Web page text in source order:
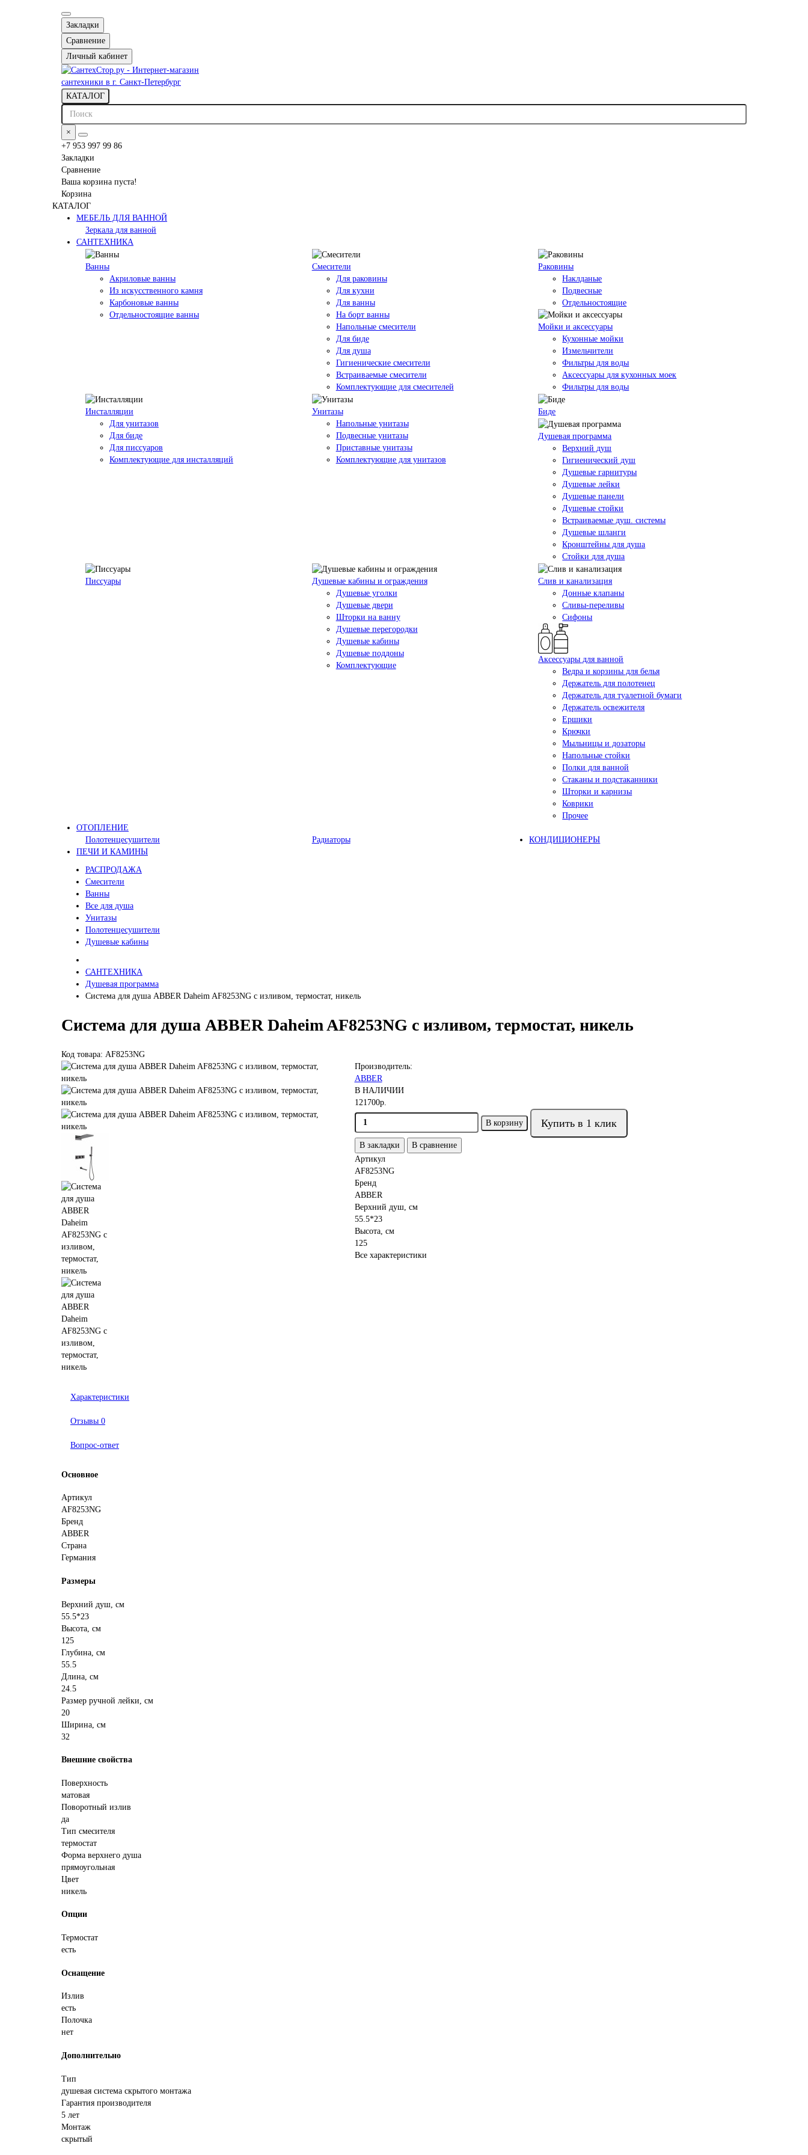
Закладки
Сравнение
Личный кабинет
КАТАЛОГ
×
+7 953 997 99 86
Закладки
Сравнение
Ваша корзина пуста!
Корзина
КАТАЛОГ
МЕБЕЛЬ ДЛЯ ВАННОЙ
Зеркала для ванной
САНТЕХНИКА
Ванны
Акриловые ванны
Из искусственного камня
Карбоновые ванны
Отдельностоящие ванны
Смесители
Для раковины
Для кухни
Для ванны
На борт ванны
Напольные смесители
Для биде
Для душа
Гигиенические смесители
Встраиваемые смесители
Комплектующие для смесителей
Раковины
Наклданые
Подвесные
Отдельностоящие
Мойки и аксессуары
Кухонные мойки
Измельчители
Фильтры для воды
Аксессуары для кухонных моек
Фильтры для воды
Инсталляции
Для унитазов
Для биде
Для писсуаров
Комплектующие для инсталляций
Унитазы
Напольные унитазы
Подвесные унитазы
Приставные унитазы
Комплектующие для унитазов
Биде
Душевая программа
Верхний душ
Гигиенический душ
Душевые гарнитуры
Душевые лейки
Душевые панели
Душевые стойки
Встраиваемые душ. системы
Душевые шланги
Кронштейны для душа
Стойки для душа
Писсуары
Душевые кабины и ограждения
Душевые уголки
Душевые двери
Шторки на ванну
Душевые перегородки
Душевые кабины
Душевые поддоны
Комплектующие
Слив и канализация
Донные клапаны
Сливы-переливы
Сифоны
Аксессуары для ванной
Ведра и корзины для белья
Держатель для полотенец
Держатель для туалетной бумаги
Держатель освежителя
Ершики
Крючки
Мыльницы и дозаторы
Напольные стойки
Полки для ванной
Стаканы и подстаканники
Шторки и карнизы
Коврики
Прочее
ОТОПЛЕНИЕ
Полотенцесушители
Радиаторы
КОНДИЦИОНЕРЫ
ПЕЧИ И КАМИНЫ
РАСПРОДАЖА
Смесители
Ванны
Все для душа
Унитазы
Полотенцесушители
Душевые кабины
САНТЕХНИКА
Душевая программа
Система для душа ABBER Daheim AF8253NG с изливом, термостат, никель
Система для душа ABBER Daheim AF8253NG с изливом, термостат, никель
Код товара: AF8253NG
Производитель:
ABBER
В НАЛИЧИИ
121700р.
В корзину Купить в 1 клик
В закладки
В сравнение
Артикул
AF8253NG
Бренд
ABBER
Верхний душ, см
55.5*23
Высота, см
125
Все характеристики
Характеристики
Отзывы 0
Вопрос-ответ
Основное
Артикул
AF8253NG
Бренд
ABBER
Страна
Германия
Размеры
Верхний душ, см
55.5*23
Высота, см
125
Глубина, см
55.5
Длина, см
24.5
Размер ручной лейки, см
20
Ширина, см
32
Внешние свойства
Поверхность
матовая
Поворотный излив
да
Тип смесителя
термостат
Форма верхнего душа
прямоугольная
Цвет
никель
Опции
Термостат
есть
Оснащение
Излив
есть
Полочка
нет
Дополнительно
Тип
душевая система скрытого монтажа
Гарантия производителя
5 лет
Монтаж
скрытый